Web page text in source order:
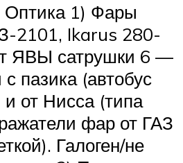
1) Фары
2101, Ikarus 280-
ЯВЫ сатрушки 6 —
пазика (автобус
от Нисса (типа
фар от ГАЗ
Галоген/не